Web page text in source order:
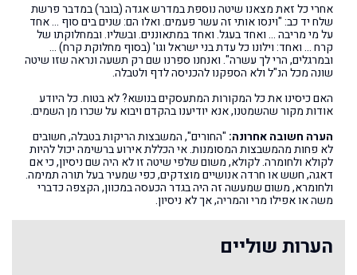
אחרי כל זאת מצאנו שיטה נוספת במדרש אגדה (בובר) במדבר פרשת
שלח יד כב: "וינסו אותי זה עשר פעמים. ואלו הם: שנים בים סוף … אחד
על מי מריבה … ואחד בעגל. ואחד במתאוננים. ובשליו. ובמחלוקתו של
קרח … ואחד: וילונו כל עדת בני ישראל וגו' (בסוף מחלוקת קרח) …
ובמרגלים, הרי לך עשרה". ואנחנו ספרנו שם רק תשעה ונראה שזו שיטה
שונה מכל הנ"ל ולא הספקנו להכניסה לדף ולטבלה.
האם כיסינו את כל המקורות המתעסקים בנושא? לא בטוח. כל היודע
אודות מקור שהשמטנו, אנא יודיענו בהקדם ויבוא על שכרו מן השמים.
הערה חשובה אחרונה: "החורים", המשבצות הריקות בטבלה, חשובים
לא פחות מהמשבצות המסומנות. אי הכללת אירוע ברשימה יכול להיות
לקולא ולחומרה. לקולא, משום שלפי שיטה זו לא היה שם ניסיון, כי אם
דאגה, חשש או חרדה אנושיים מוצדקים, כפי שמעיר בעל תורה תמימה.
ולחומרא, משום שמעשה זה היה בגדר הכעסה במכוון, הקצפה כדברי
משה או אפילו מרי והמריה, אך לא ניסיון.
הערות שוליים